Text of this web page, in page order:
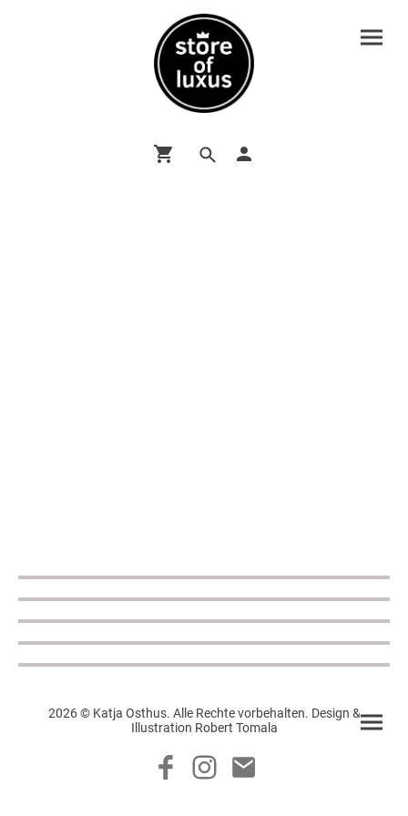
2026 © Katja Osthus. Alle Rechte vorbehalten. Design &
Illustration Robert Tomala